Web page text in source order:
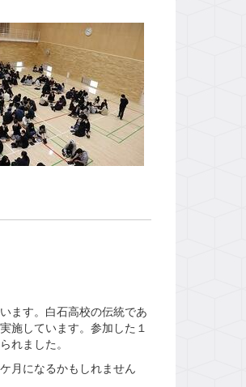
ます。白石高校の伝統であ
施しています。参加した１
れました。
月になるかもしれません